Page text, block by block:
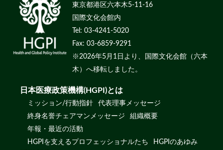
東京都港区六本木5-11-16
国際文化会館内
Tel: 03-4241-5020
Fax: 03-6859-9291
※2026年5月1日より、国際文化会館（六本
木）へ移転しました。
日本医療政策機構(HGPI)とは
ミッション/行動指針
代表理事メッセージ
終身名誉チェアマンメッセージ
組織概要
年報・最近の活動
HGPIを支えるプロフェッショナルたち
HGPIのあゆみ